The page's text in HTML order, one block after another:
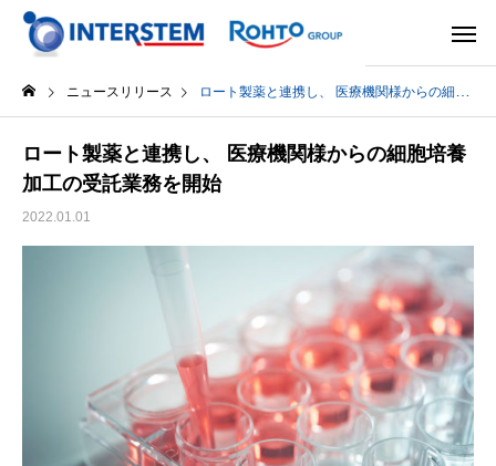
ニュースリリース ロート製薬と連携し、 医療機関様からの細胞培養加工の受託業務を開始
ロート製薬と連携し、 医療機関様からの細胞培養
加工の受託業務を開始
2022.01.01